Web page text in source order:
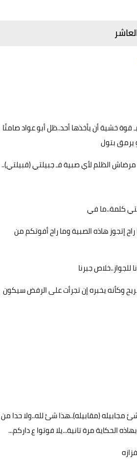
قوة خشية أن يأخذها أحد..ظل أبو عواد صامتًا
يرمق بتول
الظلم لأي صبية فـ جبيلتي (قبيلتي)..
كلمة..ما في
إتجوز هاذه الصبية وما راح أفوتكم من
جبرنا
صريح وكأنه يخبره إن تجرأت على الرفض سيكون
مجابيله (مقابيله)..هذا شئ لله..ولا حدا من
الحكاية مرة تانية...يلا فوتوا ع داركم...